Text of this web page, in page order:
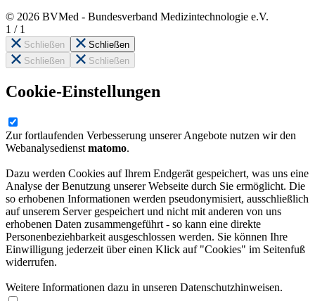
© 2026 BVMed - Bundesverband Medizintechnologie e.V.
1 / 1
Schließen
Schließen
Schließen
Schließen
Cookie-Einstellungen
Zur fortlaufenden Verbesserung unserer Angebote nutzen wir den
Webanalysedienst matomo.
Dazu werden Cookies auf Ihrem Endgerät gespeichert, was uns eine
Analyse der Benutzung unserer Webseite durch Sie ermöglicht. Die
so erhobenen Informationen werden pseudonymisiert, ausschließlich
auf unserem Server gespeichert und nicht mit anderen von uns
erhobenen Daten zusammengeführt - so kann eine direkte
Personenbeziehbarkeit ausgeschlossen werden. Sie können Ihre
Einwilligung jederzeit über einen Klick auf "Cookies" im Seitenfuß
widerrufen.
Weitere Informationen dazu in unseren Datenschutzhinweisen.